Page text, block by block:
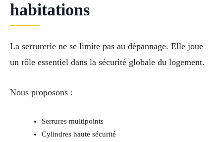
habitations
La serrurerie ne se limite pas au dépannage. Elle joue
un rôle essentiel dans la sécurité globale du logement.
Nous proposons :
Serrures multipoints
Cylindres haute sécurité